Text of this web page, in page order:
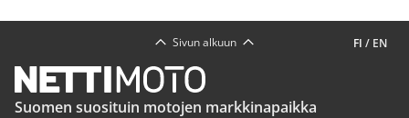
FI / EN
Sivun alkuun
Suomen suosituin motojen markkinapaikka